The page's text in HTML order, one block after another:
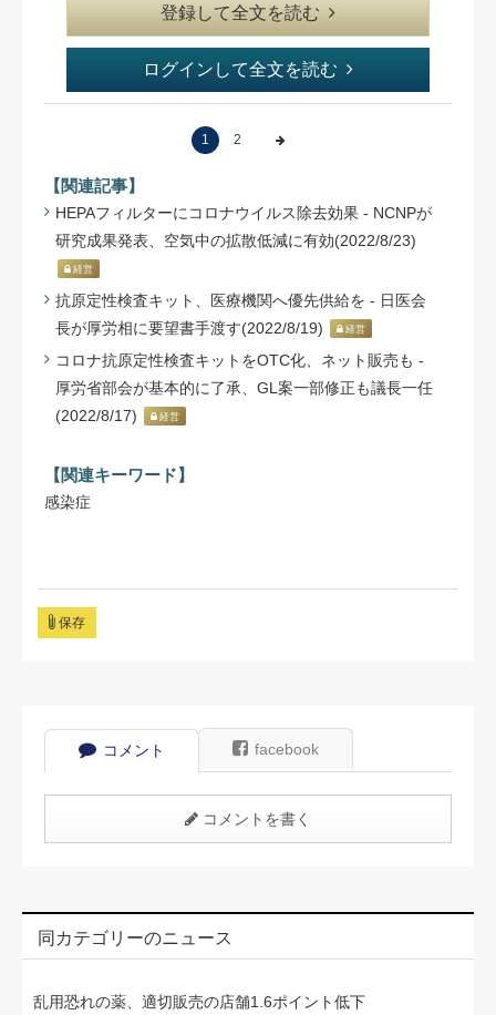
登録して全文を読む
ログインして全文を読む
1 2
【関連記事】
HEPAフィルターにコロナウイルス除去効果 - NCNPが
研究成果発表、空気中の拡散低減に有効(2022/8/23)
経営
抗原定性検査キット、医療機関へ優先供給を - 日医会
長が厚労相に要望書手渡す(2022/8/19)
経営
コロナ抗原定性検査キットをOTC化、ネット販売も -
厚労省部会が基本的に了承、GL案一部修正も議長一任
(2022/8/17)
経営
【関連キーワード】
感染症
保存
コメント facebook
コメントを書く
同カテゴリーのニュース
乱用恐れの薬、適切販売の店舗1.6ポイント低下